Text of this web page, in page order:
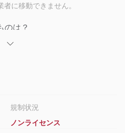
に移動できません。
のは？
、暗号通貨、株式の取引が可能で
フリーなテストを行うために仮
略を練習できるデモ口座を提供
規制状況
ノンライセンス